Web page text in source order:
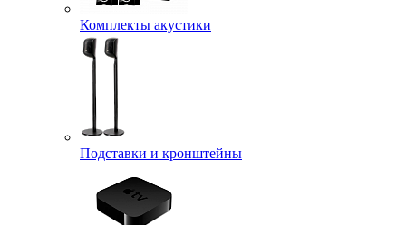
Комплекты акустики
Подставки и кронштейны